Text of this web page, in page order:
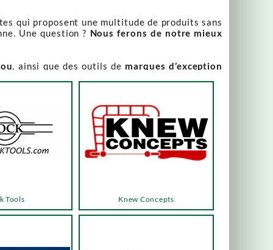
qui proposent une multitude de produits sans
Une question ? Nous ferons de notre mieux
, ainsi que des outils de marques d’exception
alors n’hésitez pas à nous contacter pour
ou les boutons dédiés, qui vous mèneront
Tools Knew Concepts